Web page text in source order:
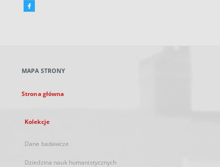
Facebook
karcie
MAPA STRONY
Strona główna
Kolekcje
Dane badawcze
Dziedzina nauk humanistycznych